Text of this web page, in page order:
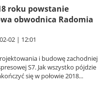
roku powstanie
obwodnica Radomia
02 | 12:01
i budowę zachodniej
S7. Jak wszystko pójdzie
się w połowie 2018...